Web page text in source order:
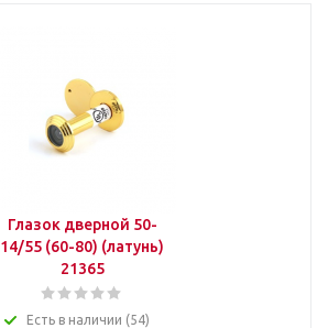
Глазок дверной 50-
14/55 (60-80) (латунь)
21365
Есть в наличии (54)